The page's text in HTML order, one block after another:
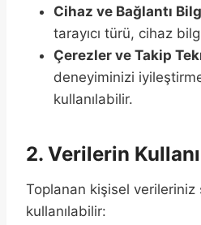
Cihaz ve Bağlantı
tarayıcı türü, cihaz
Çerezler ve Takip
deneyiminizi
kullanılabilir.
2. Verilerin
Toplanan kişisel verileriniz
kullanılabilir: